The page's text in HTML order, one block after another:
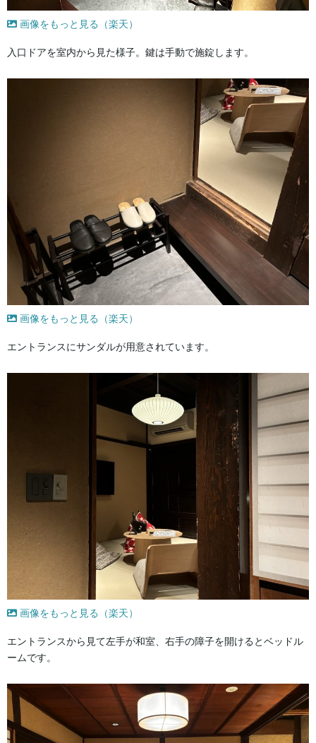
画像をもっと見る（楽天）
入口ドアを室内から見た様子。鍵は手動で施錠します。
画像をもっと見る（楽天）
エントランスにサンダルが用意されています。
画像をもっと見る（楽天）
エントランスから見て左手が和室、右手の障子を開けるとベッドル
ームです。